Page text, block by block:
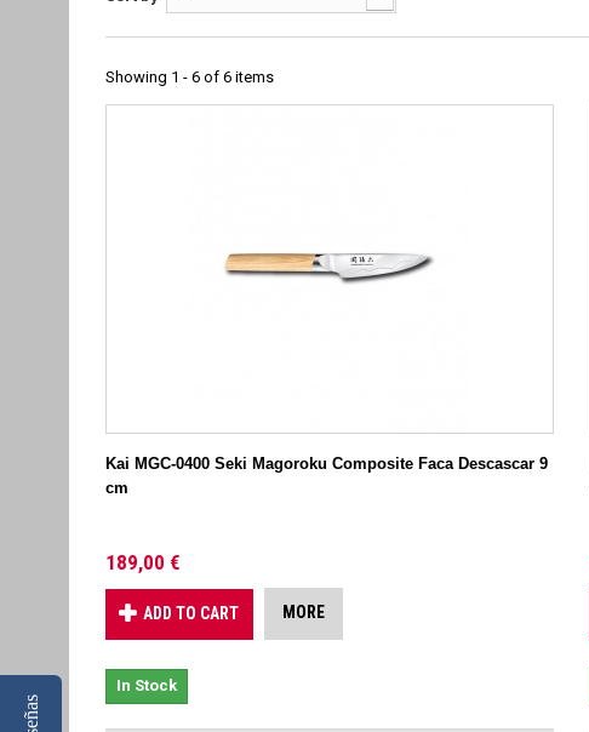
Showing 1 - 6 of 6 items
Kai MGC-0400 Seki Magoroku Composite Faca Descascar 9
cm
189,00 €
ADD TO CART MORE
In Stock